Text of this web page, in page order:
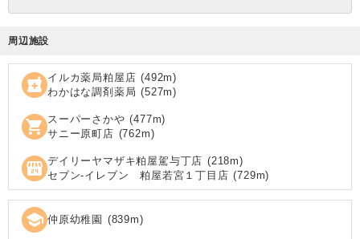
周辺施設
local_pharmacy イルカ薬局粕屋店 (492m)
わかはな調剤薬局 (527m)
shopping_cart スーパーさかや (477m)
サニー原町店 (762m)
local_convenience_store デイリーヤマザキ粕屋駕与丁店 (218m)
セブン‐イレブン 粕屋若宮１丁目店 (729m)
school 仲原幼稚園 (839m)